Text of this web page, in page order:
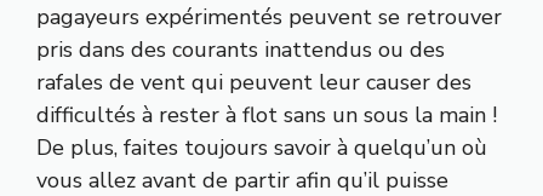
pagayeurs expérimentés peuvent se retrouver
pris dans des courants inattendus ou des
rafales de vent qui peuvent leur causer des
difficultés à rester à flot sans un sous la main !
De plus, faites toujours savoir à quelqu’un où
vous allez avant de partir afin qu’il puisse